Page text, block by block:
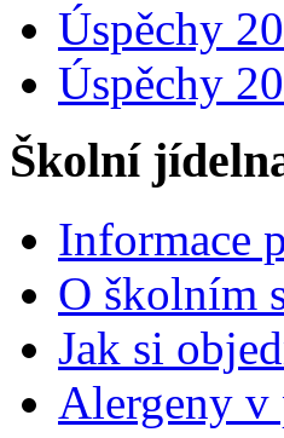
Úspěchy
Úspěchy
Školní
Informace
O školním
Jak si
Alergeny v